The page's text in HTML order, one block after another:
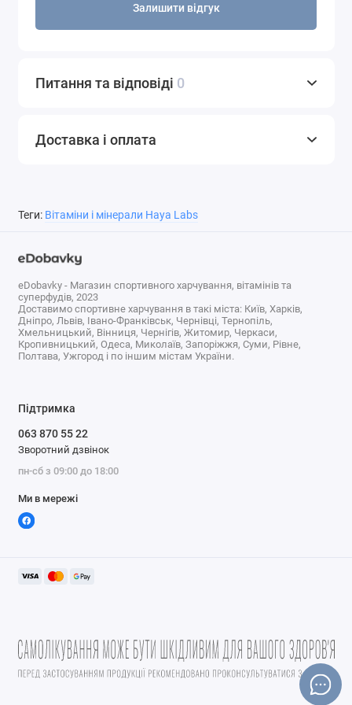
Залишити відгук
Питання та відповіді 0
Доставка і оплата
Теги: Вітаміни і мінерали Haya Labs
eDobavky - Магазин спортивного харчування, вітамінів та
суперфудів, 2023
Доставимо спортивне харчування в такі міста: Київ, Харків,
Дніпро, Львів, Івано-Франківськ, Чернівці, Тернопіль,
Хмельницький, Вінниця, Чернігів, Житомир, Черкаси,
Кропивницький, Одеса, Миколаїв, Запоріжжя, Суми, Рівне,
Полтава, Ужгород і по іншим містам України.
Підтримка
063 870 55 22
Зворотний дзвінок
пн-сб з 09:00 до 18:00
Ми в мережі